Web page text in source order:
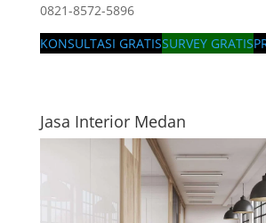
0821-8572-5896
KONSULTASI GRATISSURVEY GRATIS
Jasa Interior Medan